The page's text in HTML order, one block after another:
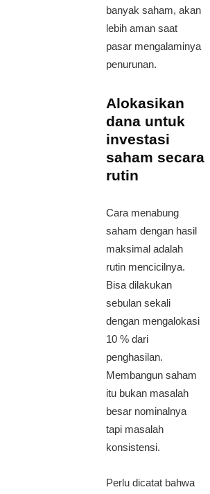
banyak saham, akan
lebih aman saat
pasar mengalaminya
penurunan.
Alokasikan
dana untuk
investasi
saham secara
rutin
Cara menabung
saham dengan hasil
maksimal adalah
rutin mencicilnya.
Bisa dilakukan
sebulan sekali
dengan mengalokasi
10 % dari
penghasilan.
Membangun saham
itu bukan masalah
besar nominalnya
tapi masalah
konsistensi.
Perlu dicatat bahwa